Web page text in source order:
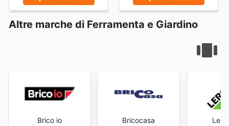
Altre marche di Ferramenta e Giardino
Brico io Bricocasa